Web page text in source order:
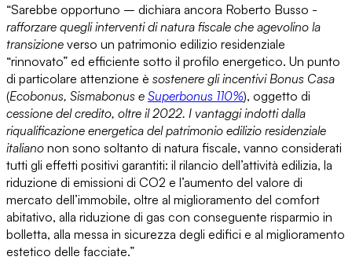
“Sarebbe opportuno – dichiara ancora Roberto Busso -
rafforzare quegli interventi di natura fiscale che agevolino la
transizione verso un patrimonio edilizio residenziale
“rinnovato” ed efficiente sotto il profilo energetico. Un punto
di particolare attenzione è sostenere gli incentivi Bonus Casa
(Ecobonus, Sismabonus e Superbonus 110%), oggetto di
cessione del credito, oltre il 2022. I vantaggi indotti dalla
riqualificazione energetica del patrimonio edilizio residenziale
italiano non sono soltanto di natura fiscale, vanno considerati
tutti gli effetti positivi garantiti: il rilancio dell’attività edilizia, la
riduzione di emissioni di CO2 e l’aumento del valore di
mercato dell’immobile, oltre al miglioramento del comfort
abitativo, alla riduzione di gas con conseguente risparmio in
bolletta, alla messa in sicurezza degli edifici e al miglioramento
estetico delle facciate.”